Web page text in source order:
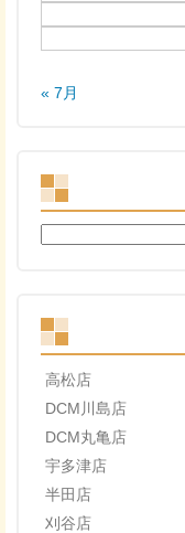
« 7月
検
索:
高松店
DCM川島店
DCM丸亀店
宇多津店
半田店
刈谷店